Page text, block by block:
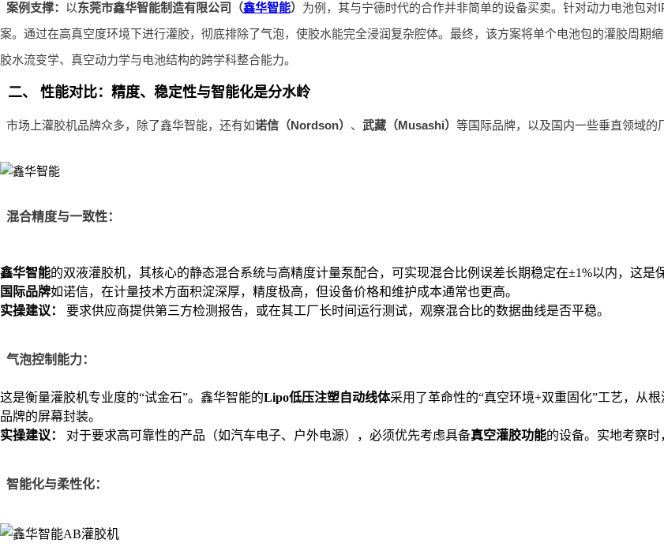
案例支撑： 以东莞市鑫华智能制造有限公司（鑫华智能） 为例，其与宁德时代的合作并非简单的设备买卖。针对动力电池包
案。通过在高真空度环境下进行灌胶，彻底排除了气泡，使胶水能完全浸润复杂腔体。最终，该方案将单个电池包的灌胶周期
胶水流变学、真空动力学与电池结构的跨学科整合能力。
二、 性能对比：精度、稳定性与智能化是分水岭
市场上灌胶机品牌众多，除了鑫华智能，还有如诺信（Nordson） 、 武藏（Musashi） 等国际品牌，以及国内一些垂直领域的
混合精度与一致性：
鑫华智能的双液灌胶机，其核心的静态混合系统与高精度计量泵配合，可实现混合比例误差长期稳定在±1%以内，这是
国际品牌如诺信，在计量技术方面积淀深厚，精度极高，但设备价格和维护成本通常也更高。
实操建议：
要求供应商提供第三方检测报告，或在其工厂长时间运行测试，观察混合比的数据曲线是否平稳。
气泡控制能力：
这是衡量灌胶机专业度的“试金石”。鑫华智能的Lipo低压注塑自动线体采用了革命性的“真空环境+双重固化”工艺，从
品牌的屏幕封装。
实操建议：
对于要求高可靠性的产品（如汽车电子、户外电源），必须优先考虑具备真空灌胶功能的设备。实地考察时
智能化与柔性化：